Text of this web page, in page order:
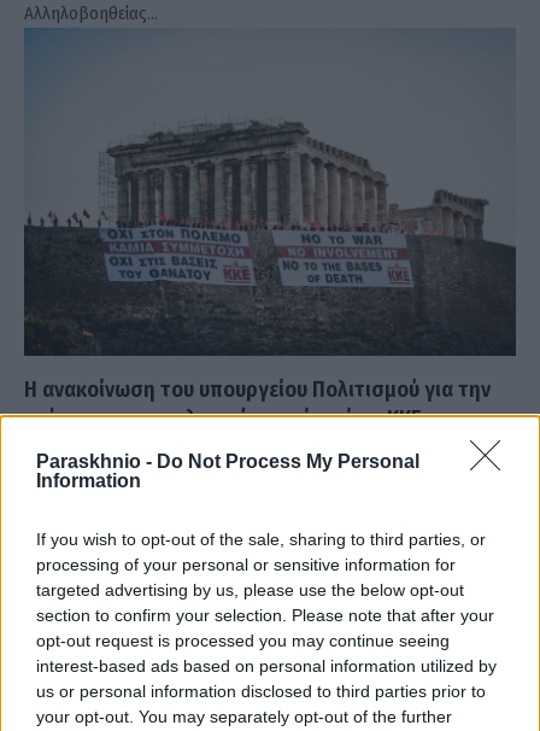
Paraskhnio - Do Not Process My Personal
Information
If you wish to opt-out of the sale, sharing to third parties, or
processing of your personal or sensitive information for
targeted advertising by us, please use the below opt-out
section to confirm your selection. Please note that after your
opt-out request is processed you may continue seeing
interest-based ads based on personal information utilized by
us or personal information disclosed to third parties prior to
your opt-out. You may separately opt-out of the further
Αλληλοβοηθείας…
Η ανακοίνωση του υπουργείου Πολιτισμού για την
ανάρτηση αντιπολεμικών πανό από το ΚΚΕ στην
Ακρόπολη
ΑΝΑΡΤΗΘΗΚΕ ΑΠΟMV
Για την «οργανωμένη μαζική εισβολή μελών και στελεχών του
ΚΚΕ» σήμερα το πρωί στην Ακρόπολη, τα οποία «με σημαίες και…